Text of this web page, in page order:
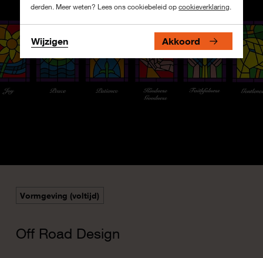
Vormgeving (voltijd)
Off Road Design
derden. Meer weten? Lees ons cookiebeleid opcookieverklaring.
Wijzigen Akkoord